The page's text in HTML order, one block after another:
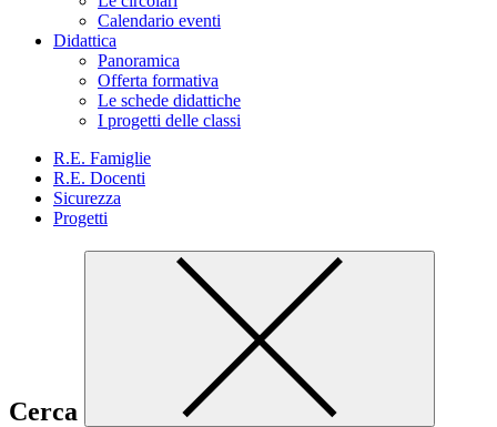
Calendario eventi
Didattica
Panoramica
Offerta formativa
Le schede didattiche
I progetti delle classi
R.E. Famiglie
R.E. Docenti
Sicurezza
Progetti
Cerca